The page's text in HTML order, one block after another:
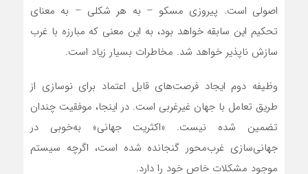
اصولی است. پیروزی مسکو – به هر شکلی – به معنای
تحکیم این سابقه خواهد بود، به این معنی که مبارزه با غرب
سازش ناپذیر خواهد شد. مخاطرات بسیار زیاد است.
وظیفه دوم ایجاد فرصت‌های قابل اعتماد برای نوسازی از
طریق تعامل با جهان غیرغربی است. در اینجا، موفقیت چندان
تضمین شده نیست. «اکثریت جهانی» به‌خوبی در
جهانی‌سازی غرب‌محور گنجانده شده است، اگرچه سیستم
موجود مشکلات خاص خود را دارد.